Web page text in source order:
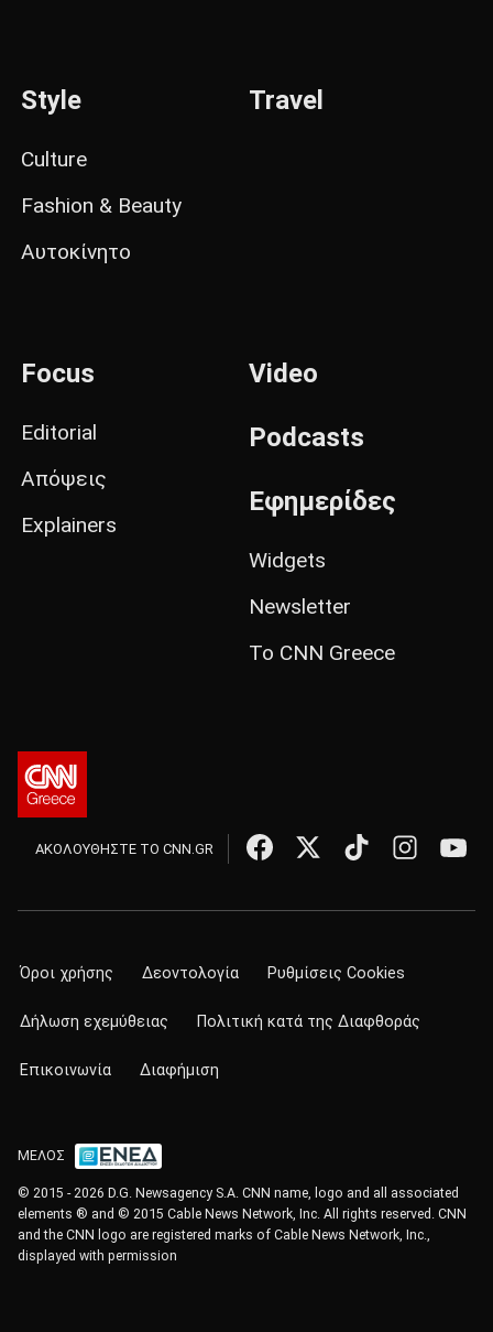
Style
Culture
Fashion & Beauty
Αυτοκίνητο
Travel
Focus
Editorial
Απόψεις
Explainers
Video
Podcasts
Εφημερίδες
Widgets
Newsletter
Το CNN Greece
ΑΚΟΛΟΥΘΗΣΤΕ ΤΟ CNN.GR
Όροι χρήσης Δεοντολογία Ρυθμίσεις Cookies
Δήλωση εχεμύθειας Πολιτική κατά της Διαφθοράς
Επικοινωνία Διαφήμιση
ΜΕΛΟΣ
© 2015 - 2026 D.G. Newsagency S.A. CNN name, logo and all associated
elements ® and © 2015 Cable News Network, Inc. All rights reserved. CNN
and the CNN logo are registered marks of Cable News Network, Inc.,
displayed with permission